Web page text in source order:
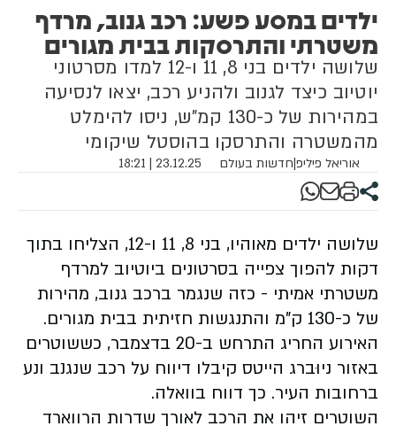
ילדים במסע פשע: רכב גנוב, מרדף
משטרתי והתרסקות בבית מגורים
שלושה ילדים בני 8, 11 ו-12 למדו מסרטוני
יוטיוב כיצד לגנוב ולהניע רכב, יצאו לנסיעה
במהירות של כ-130 קמ"ש, ניסו להימלט
מהמשטרה והתרסקו בהוסטל שיקומי
אוריאל פיליפ|חדשות בעולם 23.12.25 | 18:21
שלושה ילדים מאוהיו, בני 8, 11 ו-12, הצליחו בתוך
דקות להפוך צפייה בסרטונים ביוטיוב למרדף
משטרתי אמיתי - כזה שנגמר ברכב גנוב, מהירות
של כ-130 ק"מ והתנגשות חזיתית בבית מגורים.
האירוע החריג התרחש ב-20 בדצמבר, כששוטרים
באזור ניוּברג הייטס קיבלו דיווח על רכב שנגנב ונע
ברחובות העיר. כך דווח בוואלה.
השוטרים זיהו את הרכב לאורך שדרות הרווארד